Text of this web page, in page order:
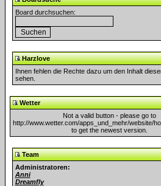
Board durchsuchen:
Harzlove
Ihnen fehlen die Rechte dazu um den Inhalt
sehen.
Wetter
Not a valid button - please go to
http://www.wetter.com/apps_und_mehr/website/
to get the newest version.
Team
Administratoren:
Anni
Dreamfly